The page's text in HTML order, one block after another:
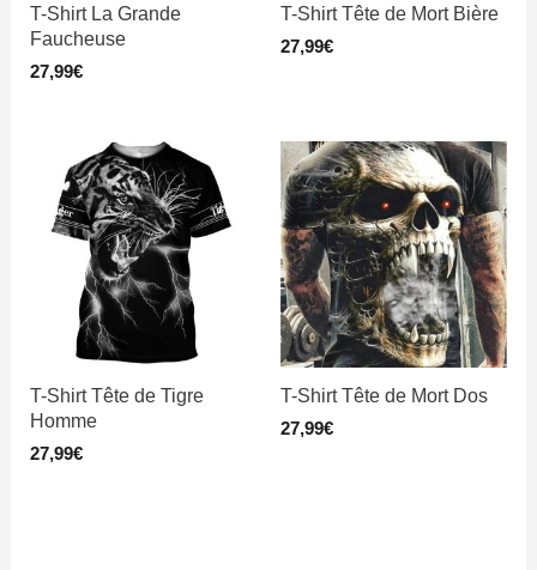
T-Shirt La Grande
Faucheuse
27,99€
T-Shirt Tête de Mort Bière
27,99€
T-Shirt Tête de Tigre
Homme
27,99€
T-Shirt Tête de Mort Dos
27,99€